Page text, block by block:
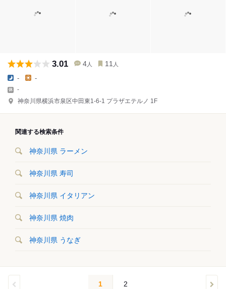
3.01 4 人 11 人
- -
-
神奈川県横浜市泉区中田東1-6-1 プラザエテルノ 1F
関連する検索条件
神奈川県 ラーメン
神奈川県 寿司
神奈川県 イタリアン
神奈川県 焼肉
神奈川県 うなぎ
1 2